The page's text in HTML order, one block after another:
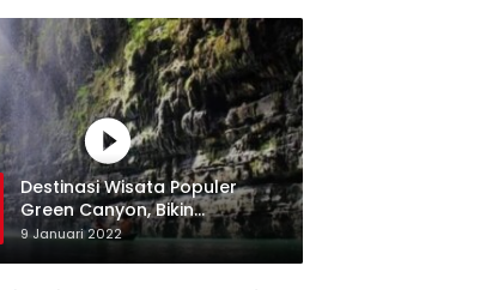
Destinasi Wisata Populer
Green Canyon, Bikin
Ketagihan Wisatawan
9 Januari 2022